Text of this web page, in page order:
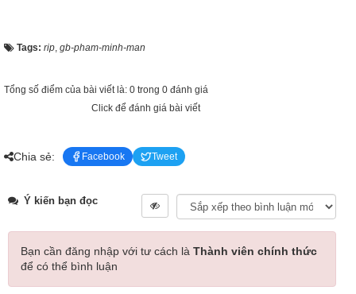
Tags: rip, gb-pham-minh-man
Tổng số điểm của bài viết là: 0 trong 0 đánh giá
Click để đánh giá bài viết
Chia sẻ: Facebook Tweet
Ý kiến bạn đọc
Bạn cần đăng nhập với tư cách là Thành viên chính thức
để có thể bình luận